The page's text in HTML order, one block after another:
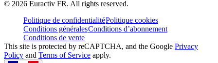
© 2026 Euractiv FR. All rights reserved.
Politique de confidentialitéPolitique cookies
Conditions généralesConditions d’abonnement
Conditions de vente
This site is protected by reCAPTCHA, and the Google Privacy
Policy and Terms of Service apply.